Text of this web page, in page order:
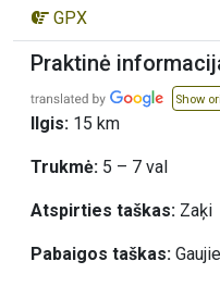
GPX
Praktinė
Show
Ilgis: 15 km
Trukmė: 5 – 7 val
Atspirties taškas: Zaķi
Pabaigos taškas: